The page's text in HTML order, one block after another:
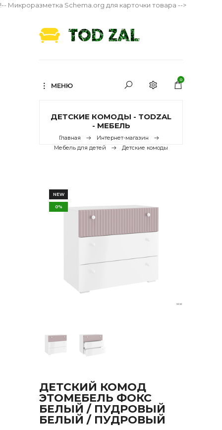
!-- Микроразметка Schema.org для карточки товара -->
МЕНЮ
0
ДЕТСКИЕ КОМОДЫ - TODZAL
- МЕБЕЛЬ
Главная
Интернет-магазин
Мебель для детей
Детские комоды
NEW
0%
ДЕТСКИЙ КОМОД
ЭТОМЕБЕЛЬ ФОКС
БЕЛЫЙ / ПУДРОВЫЙ
БЕЛЫЙ / ПУДРОВЫЙ